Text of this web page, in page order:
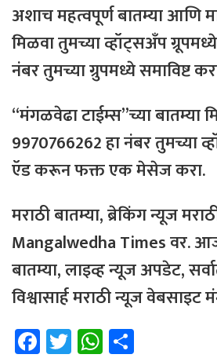
अशाच महत्वपूर्ण बातम्या आणि
मिळवा तुमच्या व्हॉट्सअँप
नंबरतुमच्याग्रुपमध्येसमाविष्ट
“मंगळवेढा टाईम्स”च्या बातम्या
9970766262 हा नंबर तुमच्या
ऍड करून फक्त एक मेसेज करा.
मराठी बातम्या, ब्रेकिंग न्यूज
Mangalwedha Times वर.
बातम्या, लाइव्ह न्यूज अपडेट,
विश्वासार्ह मराठी न्यूज वेबसाइट
Fa T W